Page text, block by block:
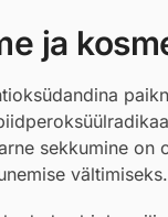
ja
sekkumine
vältimiseks.